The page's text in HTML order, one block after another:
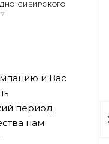
СИБИРСКОГО
и Вас
период
нам